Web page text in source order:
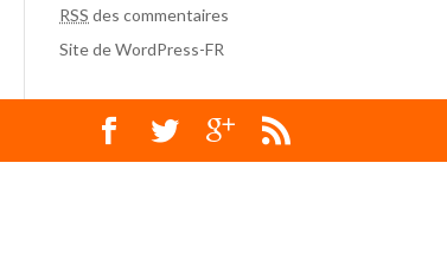
RSS des commentaires
Site de WordPress-FR